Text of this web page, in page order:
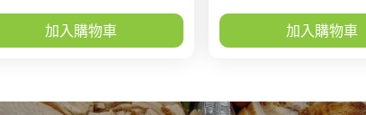
加入購物車 加入購物車